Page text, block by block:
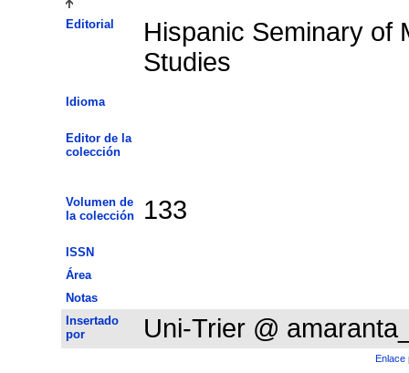
Editorial
Hispanic Seminary of
Studies
Idioma
Editor de la
colección
Volumen de
la colección
133
ISSN
Área
Notas
Insertado
por
Uni-Trier @
Enlace